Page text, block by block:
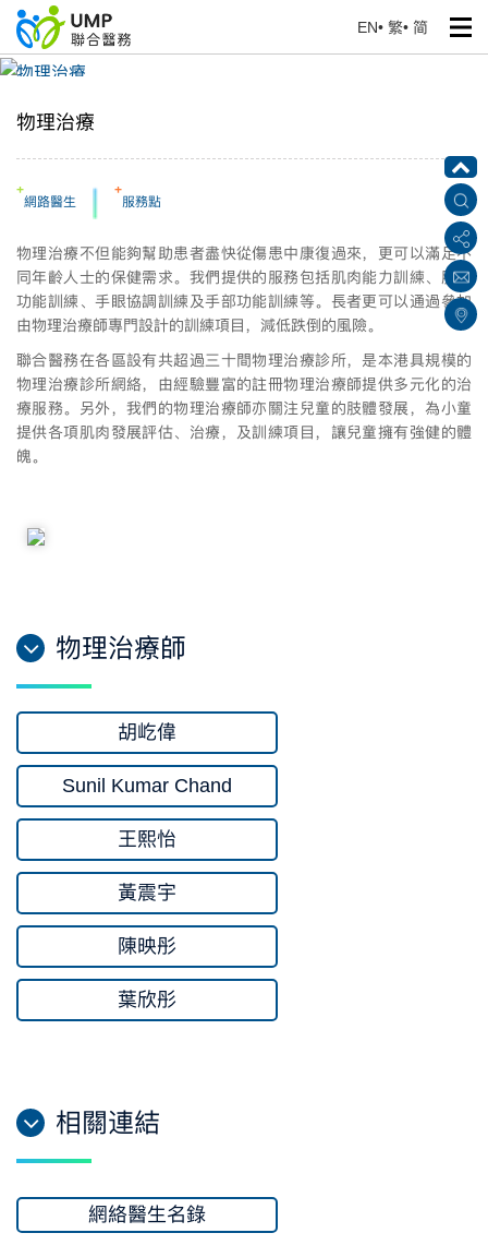
EN• 繁• 简
物理治療
物理治療
+
網路醫生
+
服務點
物理治療不但能夠幫助患者盡快從傷患中康復過來，更可以滿足不
同年齡人士的保健需求。我們提供的服務包括肌肉能力訓練、肢體
功能訓練、手眼協調訓練及手部功能訓練等。長者更可以通過參加
由物理治療師專門設計的訓練項目，減低跌倒的風險。
聯合醫務在各區設有共超過三十間物理治療診所，是本港具規模的
物理治療診所網絡，由經驗豐富的註冊物理治療師提供多元化的治
療服務。另外，我們的物理治療師亦關注兒童的肢體發展，為小童
提供各項肌肉發展評估、治療，及訓練項目，讓兒童擁有強健的體
魄。
物理治療師
胡屹偉
Sunil Kumar Chand
王熙怡
黃震宇
陳映彤
葉欣彤
相關連結
網絡醫生名錄